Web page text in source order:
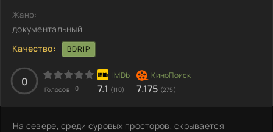
Жанр:
документальный
Качество:
BDRIP
0
Голосов: 0 7.1 (110) 7.175 (275)
На севере, среди суровых просторов, скрывается